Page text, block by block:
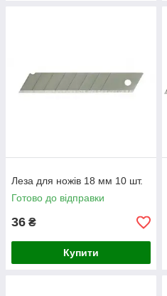
Леза для ножів 18 мм 10 шт.
Готово до відправки
36 ₴
Купити